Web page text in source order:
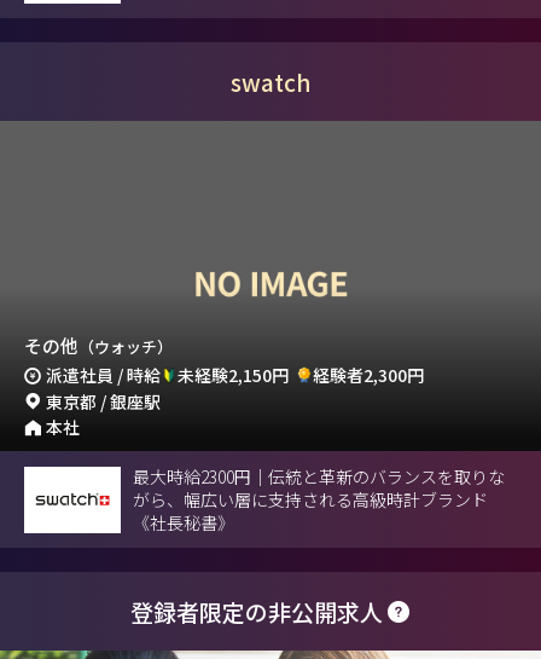
swatch
その他 （ウォッチ）
派遣社員 / 時給 未経験2,150円
経験者2,300円
東京都 / 銀座駅
本社
最大時給2300円｜伝統と革新のバランスを取りな
がら、幅広い層に支持される高級時計ブランド
《社長秘書》
登録者限定の非公開求人